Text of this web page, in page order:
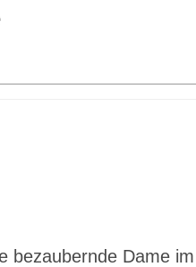
bezaubernde Dame